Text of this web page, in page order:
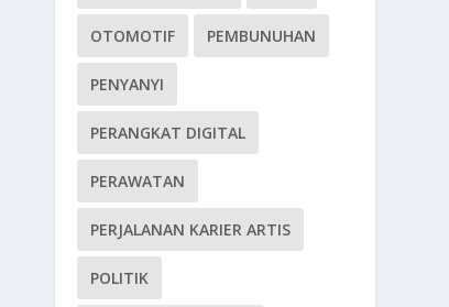
OTOMOTIF PEMBUNUHAN
PENYANYI
PERANGKAT DIGITAL
PERAWATAN
PERJALANAN KARIER ARTIS
POLITIK